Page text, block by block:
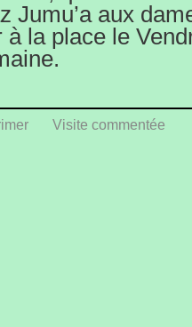
Jumu’a aux
à la place le
Visite commentée